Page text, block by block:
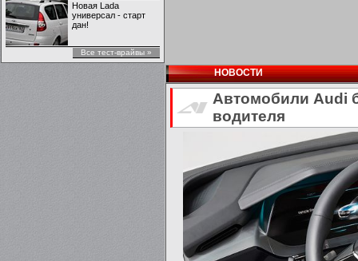
Новая Lada
универсал - старт
дан!
Все тест-врайвы »
НОВОСТИ
Автомобили Audi
водителя